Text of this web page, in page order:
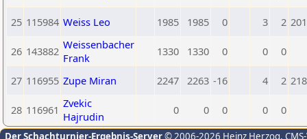
25 115984 Weiss Leo 1985 1985 0 3 2
26 143882 Weissenbacher
Frank
1330 1330 0 0 0
27 116955 Zupe Miran 2247 2263 -16 4 2
28 116961 Zvekic
Hajrudin
0 0 0 0 0
Der Schachturnier-Ergebnis-Server© 2006-2026 Heinz Herzog,